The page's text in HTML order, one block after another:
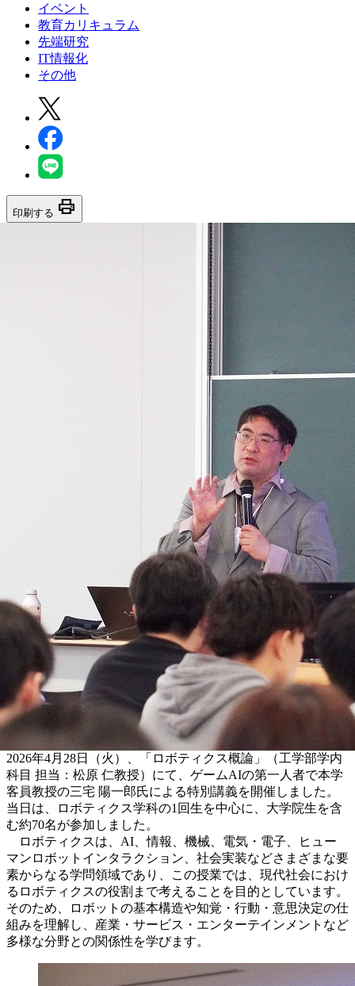
イベント
教育カリキュラム
先端研究
IT情報化
その他
印刷する print
2026年4月28日（火）、「ロボティクス概論」（工学部学内
科目 担当：松原 仁教授）にて、ゲームAIの第一人者で本学
客員教授の三宅 陽一郎氏による特別講義を開催しました。
当日は、ロボティクス学科の1回生を中心に、大学院生を含
む約70名が参加しました。
ロボティクスは、AI、情報、機械、電気・電子、ヒュー
マンロボットインタラクション、社会実装などさまざまな要
素からなる学問領域であり、この授業では、現代社会におけ
るロボティクスの役割まで考えることを目的としています。
そのため、ロボットの基本構造や知覚・行動・意思決定の仕
組みを理解し、産業・サービス・エンターテインメントなど
多様な分野との関係性を学びます。